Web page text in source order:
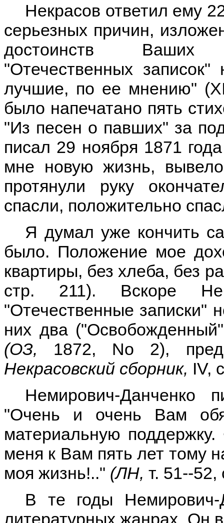
Некрасов ответил ему
серьезных причин,
достоинств Ваших
"Отечественных
лучшие, по ее мнению"
было напечатано пять
"Из песен о павших" за
писал 29 ноября 1871
мне новую жизнь,
протянули руку
спасли, положительно
Я думал уже кончить
было. Положение мое
квартиры, без хлеба, без
стр. 211). Вскоре
"Отечественные записки"
них два
(ОЗ, 1872, No 2),
Некрасовский сборник, IV,
Немирович-
"Очень и очень Вам
материальную
меня к Вам пять лет тому
моя жизнь!.." (ЛН, т. 51--52,
В те годы Немирович-
литературных жанрах. Он